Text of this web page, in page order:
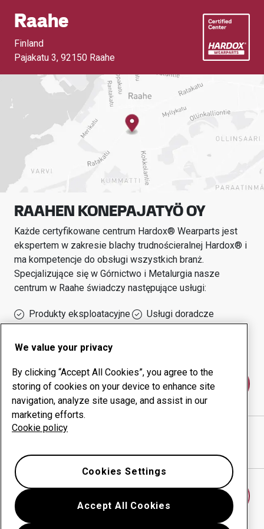
Raahe
Finland
Pajakatu 3, 92150 Raahe
RAAHEN KONEPAJATYÖ OY
Każde certyfikowane centrum Hardox® Wearparts jest
ekspertem w zakresie blachy trudnościeralnej Hardox® i
ma kompetencje do obsługi wszystkich branż.
Specjalizujące się w Górnictwo i Metalurgia nasze
centrum w Raahe świadczy następujące usługi:
Produkty eksploatacyjne
Usługi doradcze
sprawności urządzeń
Skontaktuj się z nami
RAAHEN KONEPAJATYÖ OY
We value your privacy
By clicking “Accept All Cookies”, you agree to the
storing of cookies on your device to enhance site
navigation, analyze site usage, and assist in our
marketing efforts.
Cookie policy
Accept All Cookies
Cookies Settings